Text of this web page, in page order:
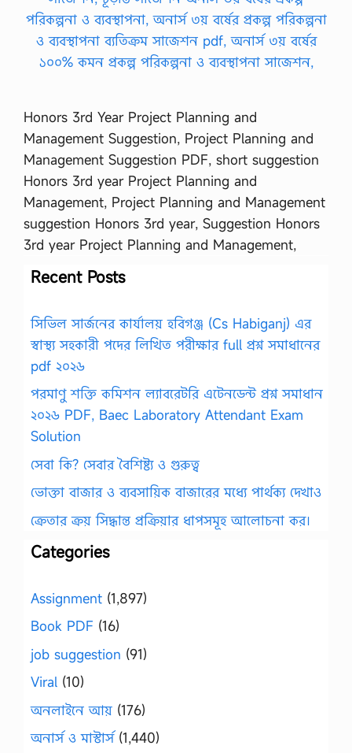
Honors 3rd Year Project Planning and
Management Suggestion, Project Planning and
Management Suggestion PDF, short suggestion
Honors 3rd year Project Planning and
Management, Project Planning and Management
suggestion Honors 3rd year, Suggestion Honors
3rd year Project Planning and Management,
Recent Posts
সিভিল সার্জনের কার্যালয় হবিগঞ্জ (Cs Habiganj) এর
স্বাস্থ্য সহকারী পদের লিখিত পরীক্ষার full প্রশ্ন সমাধানের
pdf ২০২৬
পরমাণু শক্তি কমিশন ল্যাবরেটরি এটেনডেন্ট প্রশ্ন সমাধান
২০২৬ PDF, Baec Laboratory Attendant Exam
Solution
সেবা কি? সেবার বৈশিষ্ট্য ও গুরুত্ব
ভোক্তা বাজার ও ব্যবসায়িক বাজারের মধ্যে পার্থক্য দেখাও
ক্রেতার ক্রয় সিদ্ধান্ত প্রক্রিয়ার ধাপসমূহ আলোচনা কর।
Categories
Assignment (1,897)
Book PDF (16)
job suggestion (91)
Viral (10)
অনলাইনে আয় (176)
অনার্স ও মাস্টার্স(1,440)